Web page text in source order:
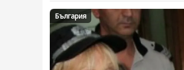
България